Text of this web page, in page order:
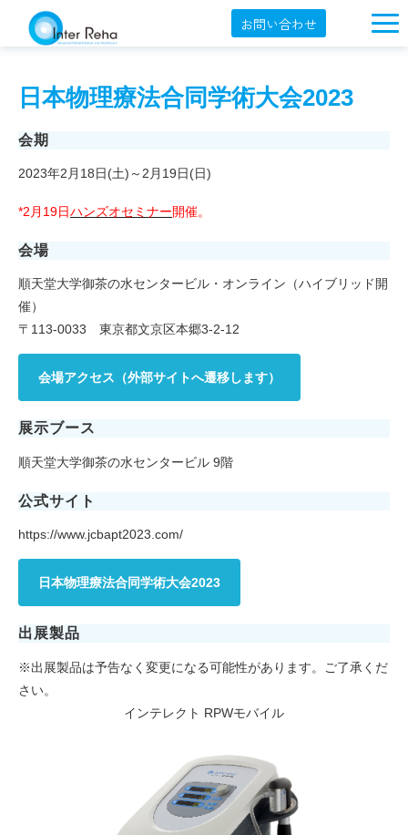
お問い合わせ
製品一覧
セミナー情報
導入事例
オンラインショップ
English
日本物理療法合同学術大会2023
会期
2023年2月18日(土)～2月19日(日)
*2月19日ハンズオセミナー開催。
会場
順天堂大学御茶の水センタービル・オンライン（ハイブリッド開
催）
〒113-0033 東京都文京区本郷3-2-12
会場アクセス（外部サイトへ遷移します）
展示ブース
順天堂大学御茶の水センタービル 9階
公式サイト
https://www.jcbapt2023.com/
日本物理療法合同学術大会2023
出展製品
※出展製品は予告なく変更になる可能性があります。ご了承くだ
さい。
インテレクト RPWモバイル